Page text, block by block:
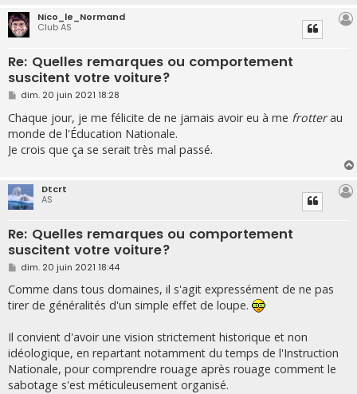
Nico_le_Normand
Club AS
Re: Quelles remarques ou comportement
suscitent votre voiture?
M
s
s
a
g
e
dim. 20 juin 2021 18:28
Chaque jour, je me félicite de ne jamais avoir eu à me frotterau
monde de l'Éducation Nationale.
Je crois que ça se serait très mal passé.
Dtcrt
AS
Re: Quelles remarques ou comportement
suscitent votre voiture?
M
s
s
a
dim. 20 juin 2021 18:44
Comme dans tous domaines, il s'agit expressément de ne pas
tirer de généralités d'un simple effet de loupe.
Il convient d'avoir une vision strictement historique et non
idéologique, en repartant notamment du temps de l'Instruction
Nationale, pour comprendre rouage après rouage comment le
sabotage s'est méticuleusement organisé.